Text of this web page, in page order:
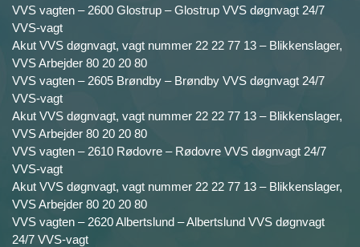
VVS vagten – 2600 Glostrup – Glostrup VVS døgnvagt 24/7
VVS-vagt
Akut VVS døgnvagt, vagt nummer 22 22 77 13 – Blikkenslager,
VVS Arbejder 80 20 20 80
VVS vagten – 2605 Brøndby – Brøndby VVS døgnvagt 24/7
VVS-vagt
Akut VVS døgnvagt, vagt nummer 22 22 77 13 – Blikkenslager,
VVS Arbejder 80 20 20 80
VVS vagten – 2610 Rødovre – Rødovre VVS døgnvagt 24/7
VVS-vagt
Akut VVS døgnvagt, vagt nummer 22 22 77 13 – Blikkenslager,
VVS Arbejder 80 20 20 80
VVS vagten – 2620 Albertslund – Albertslund VVS døgnvagt
24/7 VVS-vagt